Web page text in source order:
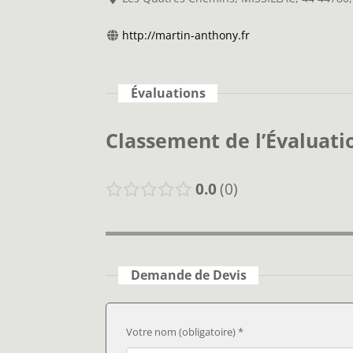
http://martin-anthony.fr
Évaluations
Classement de
0.0 0
Demande de Devis
Votre nom (obligatoire) *